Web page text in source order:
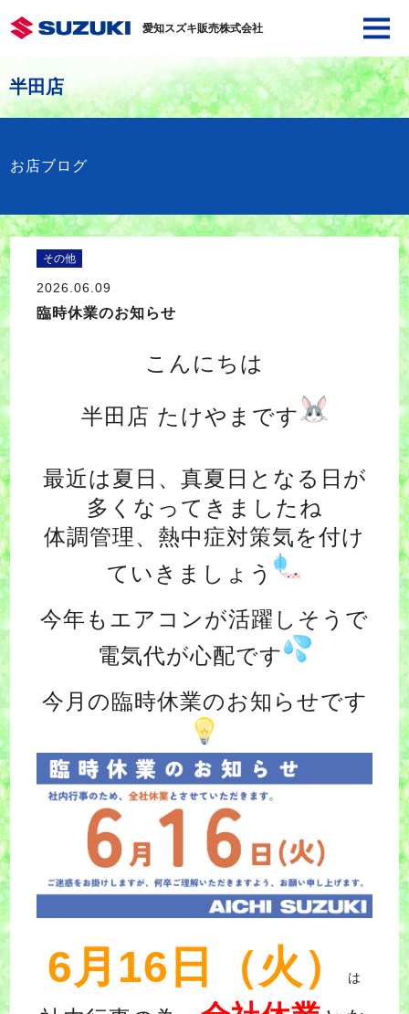
愛知スズキ販売株式会社
半田店
お店ブログ
その他
2026.06.09
臨時休業のお知らせ
こんにちは
半田店 たけやまです
最近は夏日、真夏日となる日が
多くなってきましたね
体調管理、熱中症対策気を付け
ていきましょう
今年もエアコンが活躍しそうで
電気代が心配です
今月の臨時休業のお知らせです
6月16日（火） は